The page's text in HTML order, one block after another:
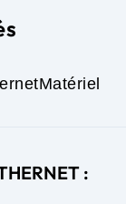
Matériel
: